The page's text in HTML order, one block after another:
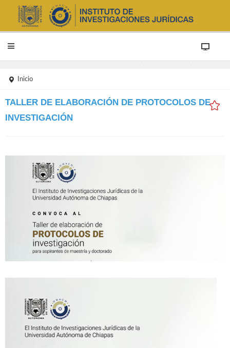
Inicio
TALLER DE ELABORACIÓN DE PROTOCOLOS DE
INVESTIGACIÓN